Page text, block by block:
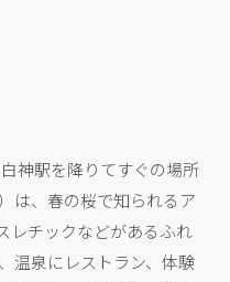
神駅を降りてすぐの場所
は、春の桜で知られるア
レチックなどがあるふれ
温泉にレストラン、体験